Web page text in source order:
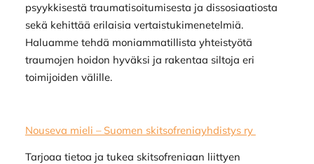
psyykkisestä traumatisoitumisesta ja dissosiaatiosta
sekä kehittää erilaisia vertaistukimenetelmiä.
Haluamme tehdä moniammatillista yhteistyötä
traumojen hoidon hyväksi ja rakentaa siltoja eri
toimijoiden välille.
Nouseva mieli – Suomen skitsofreniayhdistys ry
Tarjoaa tietoa ja tukea skitsofreniaan liittyen